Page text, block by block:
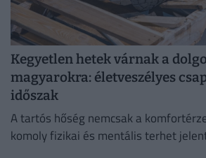
Kegyetlen hetek várnak a
magyarokra: életveszélyes
időszak
A tartós hőség nemcsak a
komoly fizikai és mentális terhet